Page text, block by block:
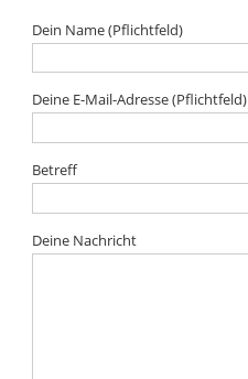
Dein Name (Pflichtfeld)
Deine E-Mail-Adresse (Pflichtfeld)
Betreff
Deine Nachricht